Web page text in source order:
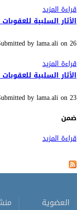
قراءة المزيد
الأثار السلبية
bylama.alion26 كانون الثاني (يناير), 2025 - 10:53
قراءة المزيد
الأثار السلبية
bylama.alion23 كانون الثاني (يناير), 2025 - 11:58
ضمن
قراءة المزيد
الصفحات
العضوية